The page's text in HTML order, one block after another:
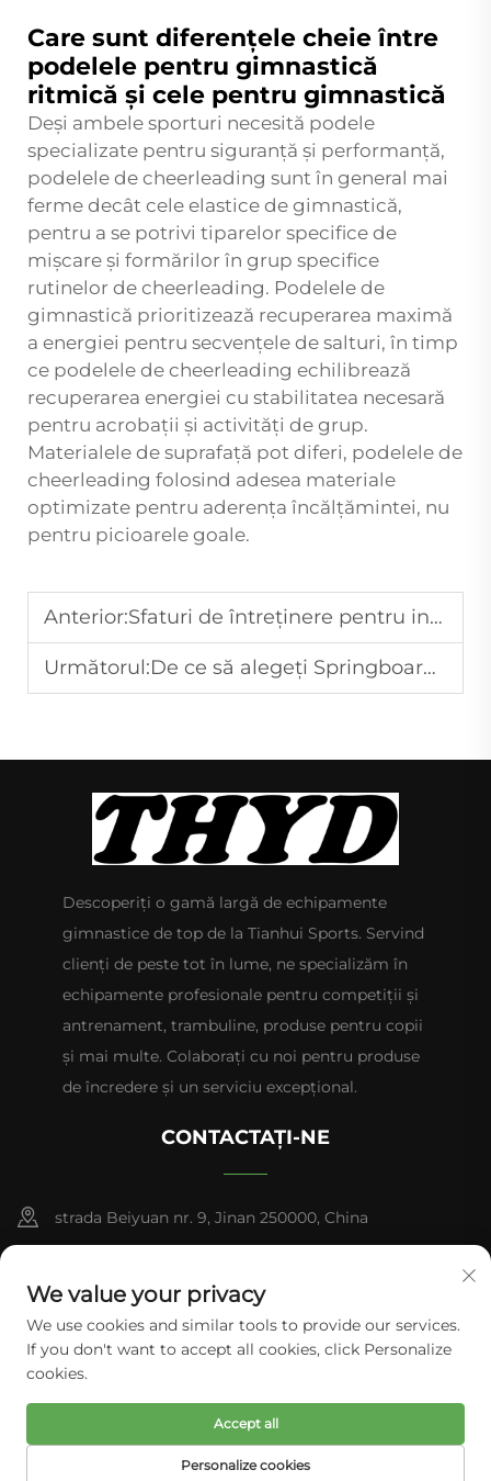
Care sunt diferențele cheie între
podelele pentru gimnastică
ritmică și cele pentru gimnastică
Deși ambele sporturi necesită podele
specializate pentru siguranță și performanță,
podelele de cheerleading sunt în general mai
ferme decât cele elastice de gimnastică,
pentru a se potrivi tiparelor specifice de
mișcare și formărilor în grup specifice
rutinelor de cheerleading. Podelele de
gimnastică prioritizează recuperarea maximă
a energiei pentru secvențele de salturi, în timp
ce podelele de cheerleading echilibrează
recuperarea energiei cu stabilitatea necesară
pentru acrobații și activități de grup.
Materialele de suprafață pot diferi, podelele de
cheerleading folosind adesea materiale
optimizate pentru aderența încălțămintei, nu
pentru picioarele goale.
Anterior:Sfaturi de întreținere pentru investiția dvs. într-o podea de cheerleading
Următorul:De ce să alegeți Springboard pentru schimbarea carierei?
Descoperiți o gamă largă de echipamente
gimnastice de top de la Tianhui Sports. Servind
clienți de peste tot în lume, ne specializăm în
echipamente profesionale pentru competiții și
antrenament, trambuline, produse pentru copii
și mai multe. Colaborați cu noi pentru produse
de încredere și un serviciu excepțional.
CONTACTAȚI-NE
strada Beiyuan nr. 9, Jinan 250000, China
[email protected]
Drepturi de autor © Tianhui Sports. Toate drepturile rezervate.
Politica de confidențialitate
We value your privacy
We use cookies and similar tools to provide our services.
If you don't want to accept all cookies, click Personalize
cookies.
Personalize cookies
Accept all